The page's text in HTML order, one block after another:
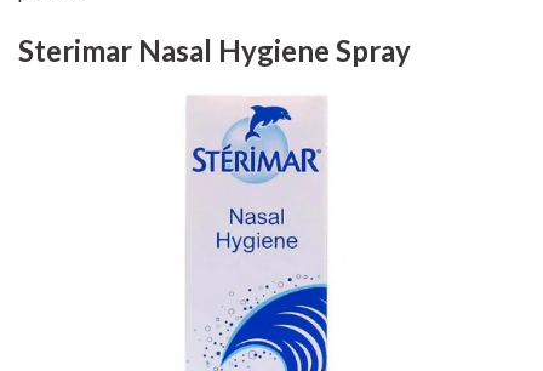
Sterimar Nasal Hygiene Spray